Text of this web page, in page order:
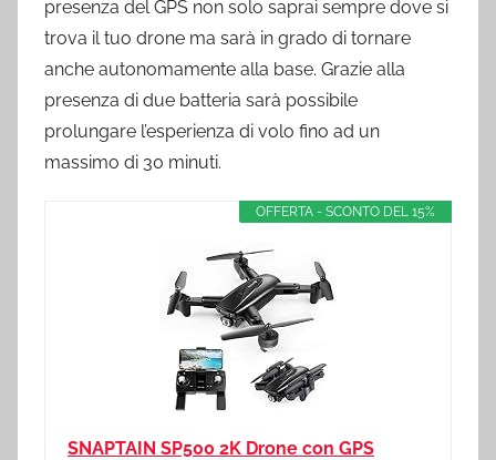
presenza del GPS non solo saprai sempre dove si
trova il tuo drone ma sarà in grado di tornare
anche autonomamente alla base. Grazie alla
presenza di due batteria sarà possibile
prolungare l’esperienza di volo fino ad un
massimo di 30 minuti.
OFFERTA - SCONTO DEL 15%
SNAPTAIN SP500 2K Drone con GPS